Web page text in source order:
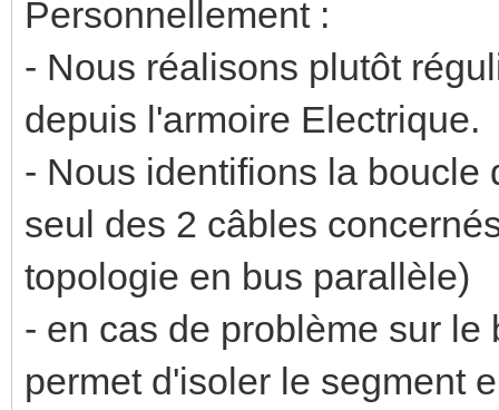
Personnellement :
- Nous réalisons plutôt
depuis l'armoire Electrique.
- Nous identifions la boucle
seul des 2 câbles
topologie en bus parallèle)
- en cas de problème sur
permet d'isoler le segment